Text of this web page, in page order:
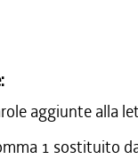
aggiunte alla
1 sostituito